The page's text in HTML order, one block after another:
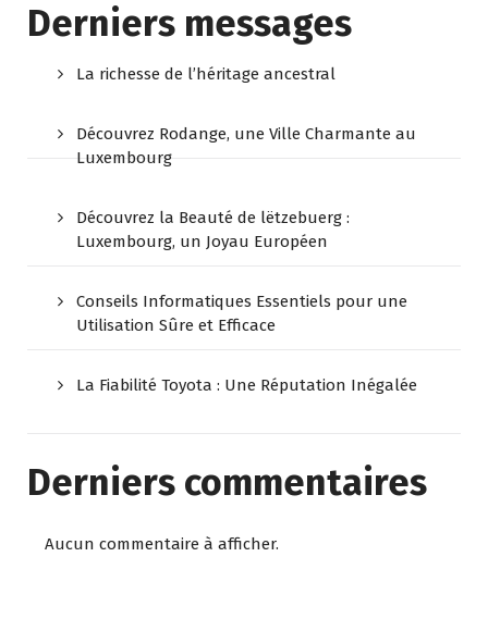
Derniers messages
La richesse de l’héritage ancestral
Découvrez Rodange, une Ville Charmante au
Luxembourg
Découvrez la Beauté de lëtzebuerg :
Luxembourg, un Joyau Européen
Conseils Informatiques Essentiels pour une
Utilisation Sûre et Efficace
La Fiabilité Toyota : Une Réputation Inégalée
Derniers commentaires
Aucun commentaire à afficher.